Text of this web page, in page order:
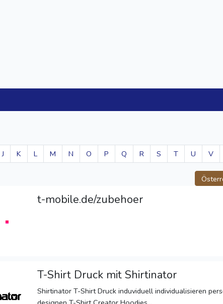
J K L M N O P Q R S T U V
t-mobile.de/zubehoer
T-Shirt Druck mit Shirtinator
Shirtinator T-Shirt Druck induviduell individualisieren